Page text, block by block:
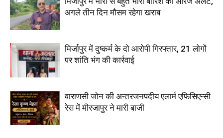
अगले तीन दिन मौसम रहेगा खराब
मिर्जापुर में दुष्कर्म के दो आरोपी गिरफ्तार, 21 लोगों
पर शांति भंग की कार्रवाई
वाराणसी जोन की अन्तरजनपदीय एलार्म एफिसिएन्सी
रेस में मीरजापुर ने मारी बाजी